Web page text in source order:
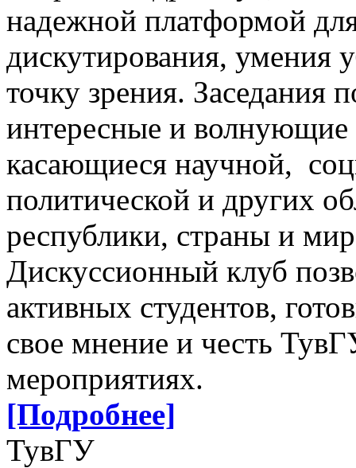
надежной платформой
дискутирования, умения
точку зрения. Заседания
интересные и
касающиеся научной,
политической и других
республики, страны и
Дискуссионный клуб
активных студентов,
свое мнение и честь
мероприятиях.
[Подробнее]
ТувГУ